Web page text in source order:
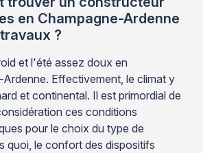
en Champagne-Ardenne
?
et l'été assez doux en
Ardenne. Effectivement, le climat y
et continental. Il est primordial de
ces conditions
pour le choix du type de
quoi, le confort des dispositifs